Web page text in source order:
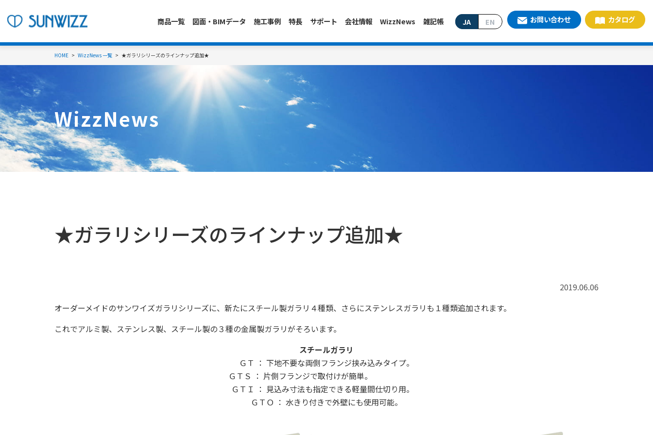
商品一覧 図面・BIMデータ 施工事例 特長 サポート 会社情報 WizzNews 雑記帳 JA EN お問い合わせ カタログ
HOME WizzNews 一覧 ★ガラリシリーズのラインナップ追加★
WizzNews
★ガラリシリーズのラインナップ追加★
2019.06.06
オーダーメイドのサンワイズガラリシリーズに、新たにスチール製ガラリ４種類、さらにステンレスガラリも１種類追加されます。
これでアルミ製、ステンレス製、スチール製の３種の金属製ガラリがそろいます。
スチールガラリ
ＧＴ ： 下地不要な両側フランジ挟み込みタイプ。
ＧＴＳ ： 片側フランジで取付けが簡単。
ＧＴＩ ： 見込み寸法も指定できる軽量間仕切り用。
ＧＴＯ ： 水きり付きで外壁にも使用可能。